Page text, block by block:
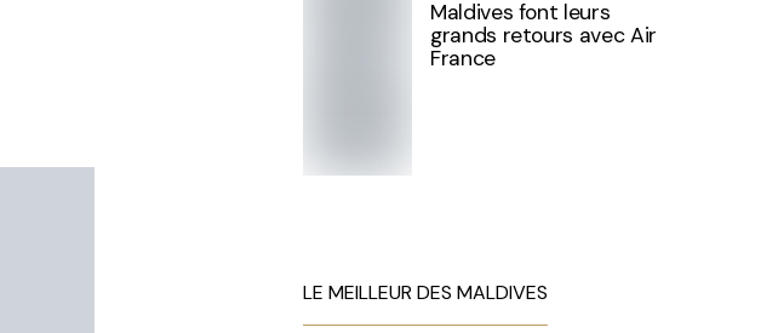
Maldives font leurs
grands retours avec Air
France
LE MEILLEUR DES MALDIVES